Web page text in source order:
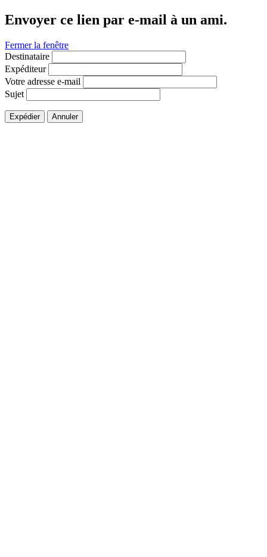
Envoyer ce lien par e-mail à un ami.
Fermer la fenêtre
Destinataire
Expéditeur
Votre adresse e-mail
Sujet
Expédier Annuler